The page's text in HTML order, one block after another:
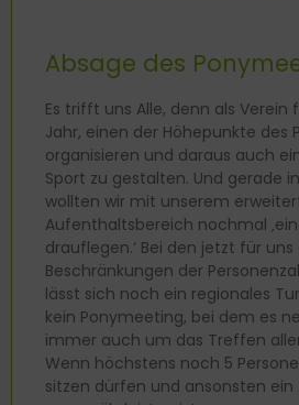
Absage des
Es trifft uns Alle, denn als Verein
Jahr, einen der Höhepunkte des
organisieren und daraus auch
Sport zu gestalten. Und gerade
wollten wir mit unserem
Aufenthaltsbereich nochmal
drauflegen.‘ Bei den jetzt für
Beschränkungen der
lässt sich noch ein regionales
kein Ponymeeting, bei dem es
immer auch um das Treffen
Wenn höchstens noch 5
sitzen dürfen und ansonsten ein